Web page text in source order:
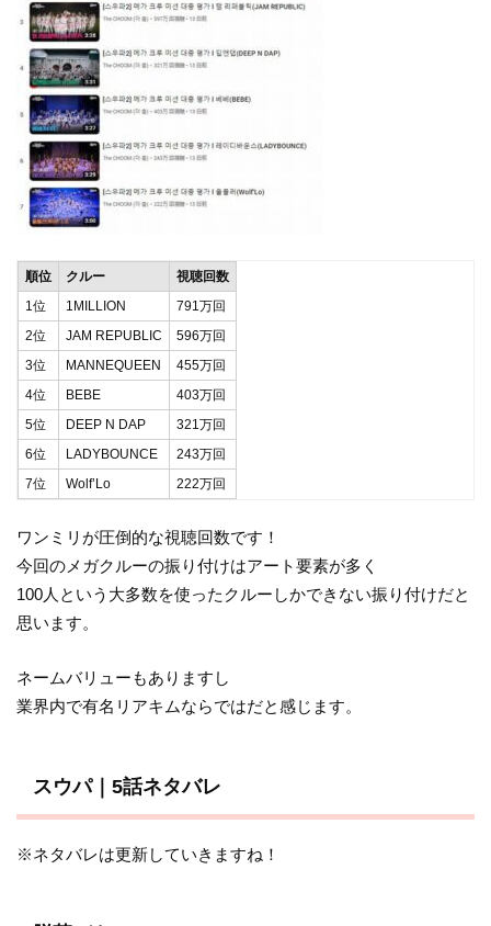
順位 クルー
視聴回数
1位
1MILLION
791万回
2位
JAM REPUBLIC
596万回
3位
MANNEQUEEN
455万回
4位
BEBE
403万回
5位
DEEP N DAP
321万回
6位
LADYBOUNCE
243万回
7位
Wolf’Lo 222万回
ワンミリが圧倒的な視聴回数です！
今回のメガクルーの振り付けはアート要素が多く
100人という大多数を使ったクルーしかできない振り付けだと
思います。
ネームバリューもありますし
業界内で有名リアキムならではだと感じます。
スウパ｜5話ネタバレ
※ネタバレは更新していきますね！